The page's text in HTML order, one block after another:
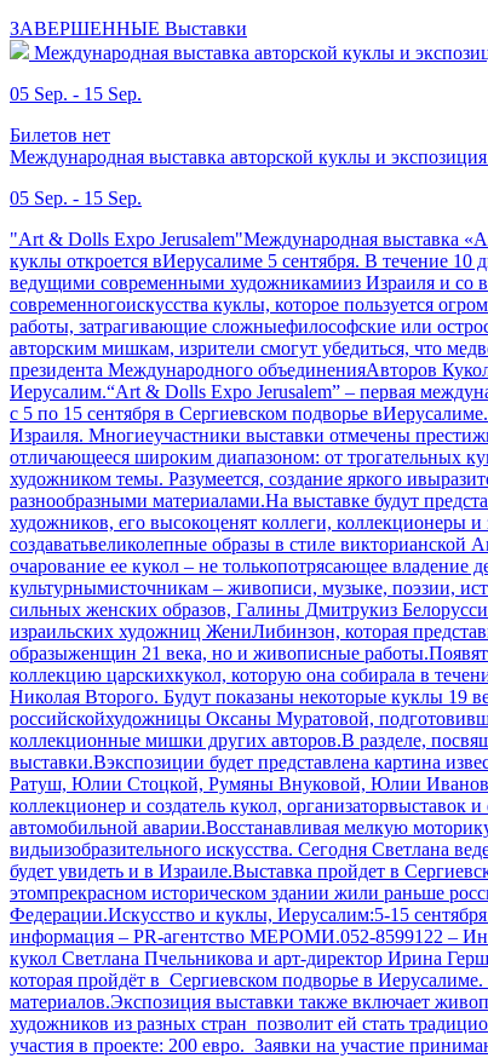
ЗАВЕРШЕННЫЕ Выставки
Международная выставка авторской куклы и
05 Sep. - 15 Sep.
Билетов нет
Международная выставка авторской куклы и
05 Sep. - 15 Sep.
"Art & Dolls Expo Jerusalem"Международная выставка
куклы откроется вИерусалиме 5 сентября. В течение
ведущими современными художникамииз Израиля и со
современногоискусства куклы, которое пользуется
работы, затрагивающие сложныефилософские или
авторским мишкам, изрители смогут убедиться, что
президента Международного объединенияАвторов
Иерусалим.“Art & Dolls Expo Jerusalem” – первая
с 5 по 15 сентября в Сергиевском подворье
Израиля. Многиеучастники выставки отмечены
отличающееся широким диапазоном: от трогательных
художником темы. Разумеется, создание яркого
разнообразными материалами.На выставке будут
художников, его высокоценят коллеги, коллекционеры
создаватьвеликолепные образы в стиле
очарование ее кукол – не толькопотрясающее
культурнымисточникам – живописи, музыке, поэзии,
сильных женских образов, Галины Дмитрукиз
израильских художниц ЖениЛибинзон, которая
образыженщин 21 века, но и живописные
коллекцию царскихкукол, которую она собирала в
Николая Второго. Будут показаны некоторые куклы 19
российскойхудожницы Оксаны Муратовой,
коллекционные мишки других авторов.В разделе,
выставки.Вэкспозиции будет представлена картина
Ратуш, Юлии Стоцкой, Румяны Внуковой, Юлии
коллекционер и создатель кукол,
автомобильной аварии.Восстанавливая мелкую
видыизобразительного искусства. Сегодня Светлана
будет увидеть и в Израиле.Выставка пройдет в
этомпрекрасном историческом здании жили раньше
Федерации.Искусство и куклы, Иерусалим:5-15
информация – PR-агентство МЕРОМИ.052-8599122 –
кукол Светлана Пчельникова и арт-директор Ирина
которая пройдёт в Сергиевском подворье в
материалов.Экспозиция выставки также включает
художников из разных стран позволит ей стать
участия в проекте: 200 евро. Заявки на участие